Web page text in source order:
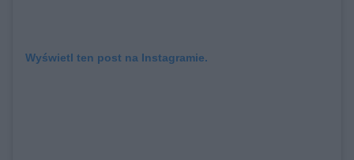
Wyświetl ten post na Instagramie.